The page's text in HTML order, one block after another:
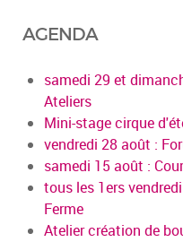
AGENDA
samedi 29 et
Ateliers
Mini-stage cirque
vendredi 28 août :
samedi 15 août :
tous les 1ers
Ferme
Atelier création de